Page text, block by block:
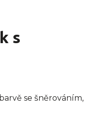
s
se šněrováním,